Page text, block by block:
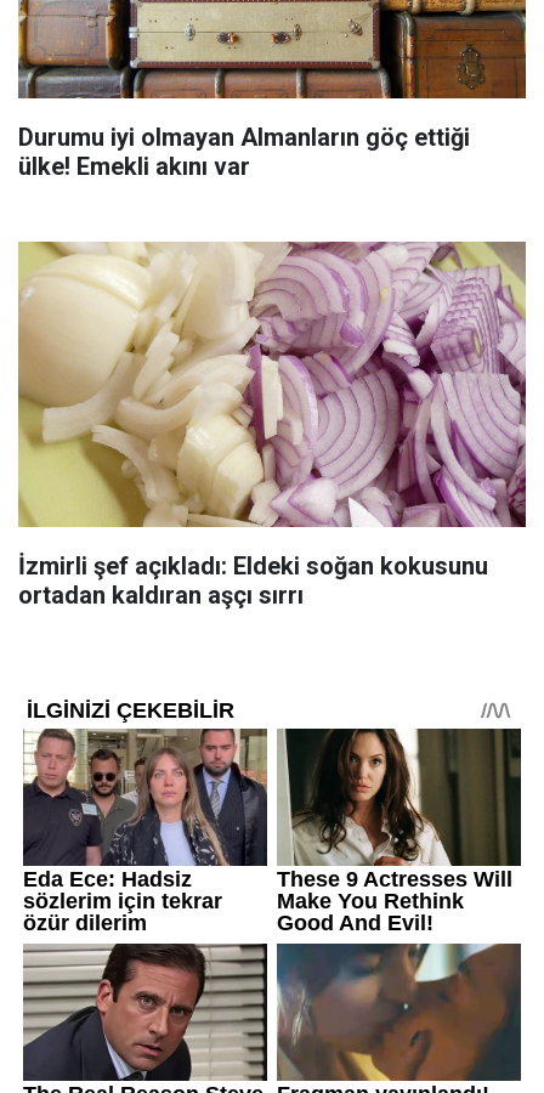
Durumu iyi olmayan Almanların göç ettiği
ülke! Emekli akını var
İzmirli şef açıkladı: Eldeki soğan kokusunu
ortadan kaldıran aşçı sırrı